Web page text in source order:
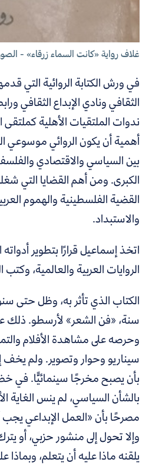
غلاف رواية «كانت السماء زرقاء» -
في ورش الكتابة الروائية التي
الثقافي ونادي الإبداع الثقافي
ندوات الملتقيات الأهلية كملتقى
أهمية أن يكون الروائي موسوعي
بين السياسي والاقتصادي
الكبرى. ومن أهم القضايا التي
القضية الفلسطينية والهموم
والاستبداد.
اتخذ إسماعيل قرارًا بتطوير أدواته
الروايات العربية والعالمية،
الكتاب الذي تأثر به، وظل حتى
سنة، «فن الشعر» لأرسطو. ذلك
وحرصه على مشاهدة الأفلام
سيناريو وحوار وتصوير. ولم يخف
بأن يصبح مخرجًا سينمائيًّا. في
بالشأن السياسي، لم ينس الغاية
مصرحًا بأن «العمل الإبداعي يجب
وإلا تحول إلى منشور حزبي، أو
يلقنه ماذا عليه أن يتعلم، وبماذا